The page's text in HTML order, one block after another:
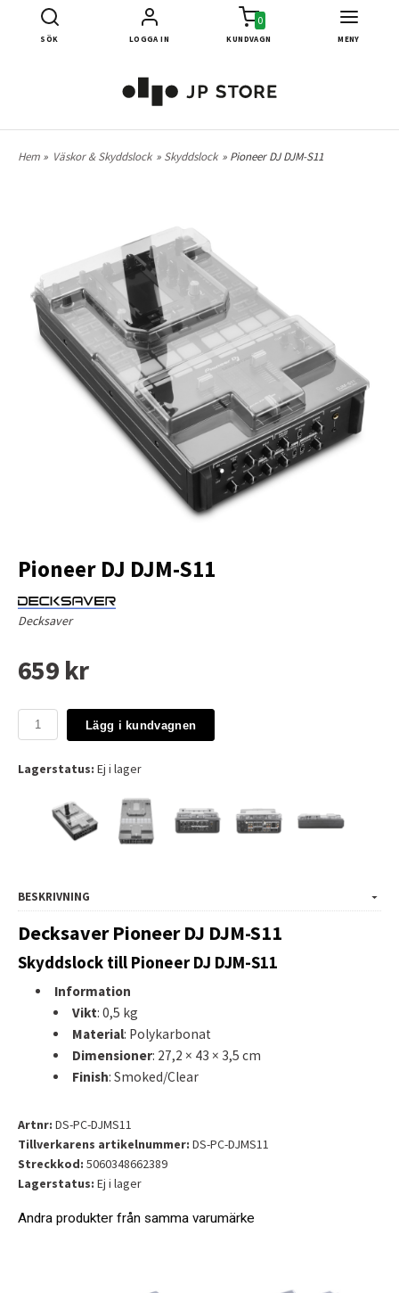
SÖK LOGGA IN
0
KUNDVAGN MENY
Hem » Väskor & Skyddslock » Skyddslock » Pioneer DJ DJM-S11
Pioneer DJ DJM-S11
Decksaver
659 kr
Lägg i kundvagnen
Lagerstatus: Ej i lager
BESKRIVNING
Decksaver Pioneer DJ DJM-S11
Skyddslock till Pioneer DJ DJM-S11
Information
Vikt: 0,5 kg
Material: Polykarbonat
Dimensioner: 27,2 × 43 × 3,5 cm
Finish: Smoked/Clear
Artnr: DS-PC-DJMS11
Tillverkarens artikelnummer: DS-PC-DJMS11
Streckkod: 5060348662389
Lagerstatus: Ej i lager
Andra produkter från samma varumärke